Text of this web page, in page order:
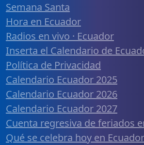
Semana Santa
Hora en Ecuador
Radios en vivo · Ecuador
Inserta el Calendario de
Política de Privacidad
Calendario Ecuador 2025
Calendario Ecuador 2026
Calendario Ecuador 2027
Cuenta regresiva de feriados
Qué se celebra hoy en Ecuador